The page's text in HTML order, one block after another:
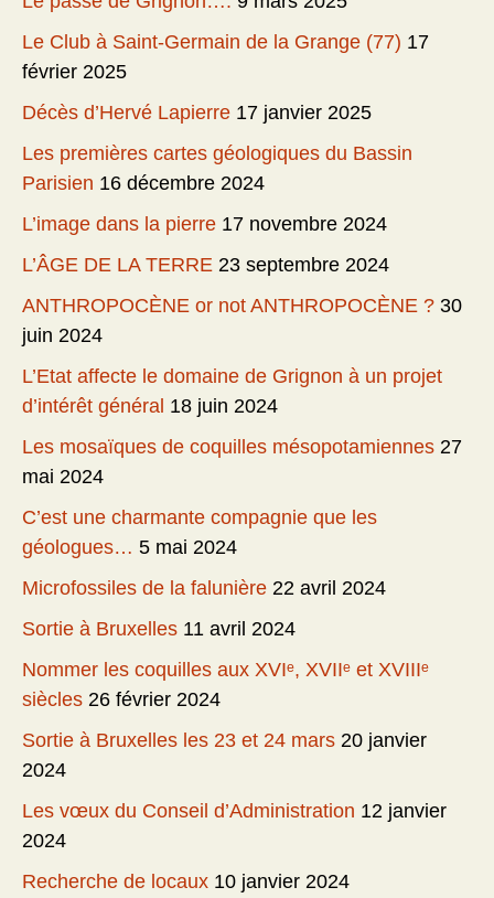
Le Club à Saint-Germain de la Grange (77) 17
février 2025
Décès d’Hervé Lapierre 17 janvier 2025
Les premières cartes géologiques du Bassin
Parisien 16 décembre 2024
L’image dans la pierre 17 novembre 2024
L’ÂGE DE LA TERRE 23 septembre 2024
ANTHROPOCÈNE or not ANTHROPOCÈNE ? 30
juin 2024
L’Etat affecte le domaine de Grignon à un projet
d’intérêt général 18 juin 2024
Les mosaïques de coquilles mésopotamiennes 27
mai 2024
C’est une charmante compagnie que les
géologues… 5 mai 2024
Microfossiles de la falunière 22 avril 2024
Sortie à Bruxelles 11 avril 2024
Nommer les coquilles aux XVIᵉ, XVIIᵉ et XVIIIᵉ
siècles 26 février 2024
Sortie à Bruxelles les 23 et 24 mars 20 janvier
2024
Les vœux du Conseil d’Administration 12 janvier
2024
Recherche de locaux 10 janvier 2024